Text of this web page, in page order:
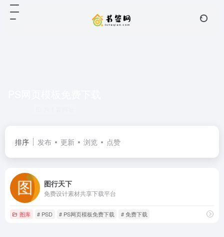
排序 发布 更新 浏览 点赞
图行天下
免费设计素材共享下载平台
图库 # PSD # PS网页模板免费下载 # 免费下载